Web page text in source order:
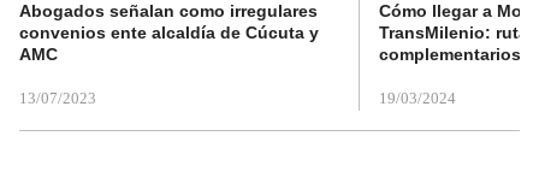
Abogados señalan como irregulares
convenios ente alcaldía de Cúcuta y
AMC
13/07/2023
Cómo llegar a
TransMilenio:
complementarios
19/03/2024